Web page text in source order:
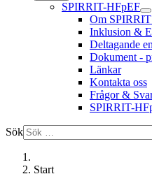
SPIRRIT-HFpEF
Om
Inklusion &
Deltagande
Dokument -
Länkar
Kontakta oss
Frågor &
SPIRRIT-
Sök
Start